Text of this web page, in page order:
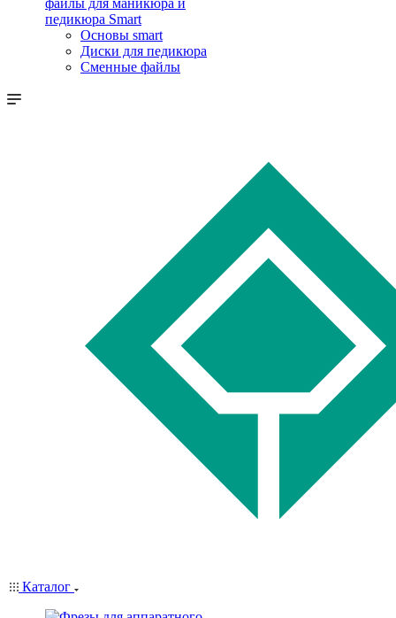
файлы для маникюра и
педикюра Smart
Основы smart
Диски для педикюра
Сменные файлы
Каталог